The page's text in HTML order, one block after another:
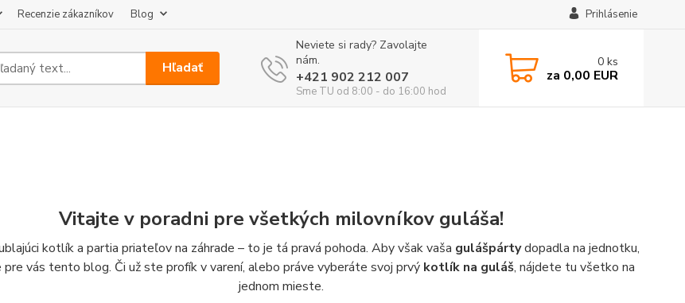
Recenzie zákazníkov Blog Prihlásenie
Hľadať
Neviete si rady? Zavolajte
nám.
+421 902 212 007
Sme TU od 8:00 - do 16:00 hod
0 ks
za 0,00 EUR
Vitajte v poradni pre všetkých milovníkov guláša!
kotlík a partia priateľov na záhrade – to je tá pravá pohoda. Aby však vaša gulášpártydopadla na jednotku,
pre vás tento blog. Či už ste profík v varení, alebo práve vyberáte svoj prvý kotlík na guláš, nájdete tu všetko na
jednom mieste.